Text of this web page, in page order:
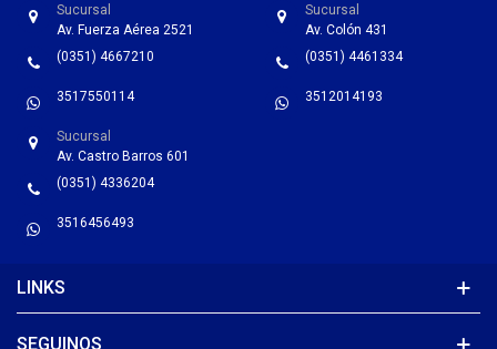
Sucursal
Av. Fuerza Aérea 2521
(0351) 4667210
3517550114
Sucursal
Av. Colón 431
(0351) 4461334
3512014193
Sucursal
Av. Castro Barros 601
(0351) 4336204
3516456493
LINKS
SEGUINOS